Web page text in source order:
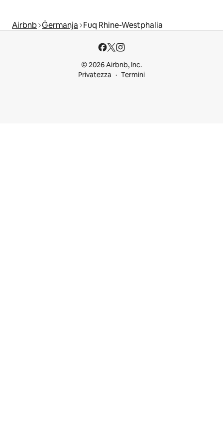
Airbnb Ġermanja Fuq Rhine-Westphalia
© 2026 Airbnb, Inc.
Privatezza
Termini